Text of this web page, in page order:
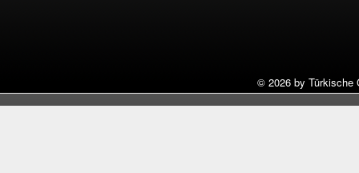
© 2026 by Türkische